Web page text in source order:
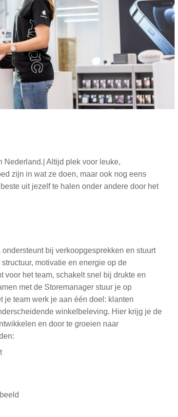
Nederland.| Altijd plek voor leuke,
zijn in wat ze doen, maar ook nog eens
uit jezelf te halen onder andere door het
bij verkoopgesprekken en stuurt
motivatie en energie op de
voor het team, schakelt snel bij drukte en
met de Storemanager stuur je op
je team werk je aan één doel: klanten
winkelbeleving. Hier krijg je de
en door te groeien naar